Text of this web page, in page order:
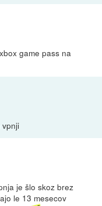
game pass na
vpnji
je šlo skoz brez
le 13 mesecov